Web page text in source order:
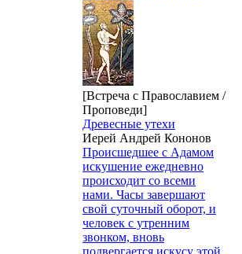
[Встреча с Православием /
Проповеди]
Древесные утехи
Иерей Андрей Кононов
Происшедшее с Адамом
искушение ежедневно
происходит со всеми
нами. Часы завершают
свой суточный оборот, и
человек с утренним
звонком, вновь
подвергается искусу этой